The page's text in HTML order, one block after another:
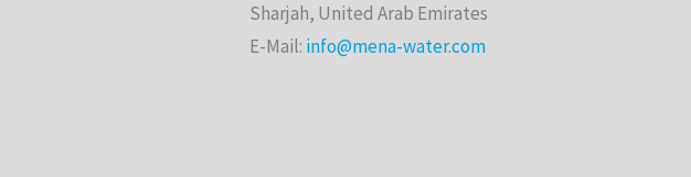
Sharjah, United Arab Emirates
E-Mail: info@mena-water.com